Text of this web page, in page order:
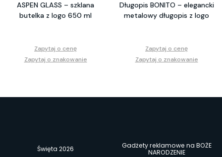
ASPEN GLASS – szklana
butelka z logo 650 ml
Zapytaj o cenę
Zapytaj o znakowanie
Długopis BONITO – elegancki
metalowy długopis z logo
Zapytaj o cenę
Zapytaj o znakowanie
Święta 2026
Gadżety reklamowe na BOŻE
NARODZENIE